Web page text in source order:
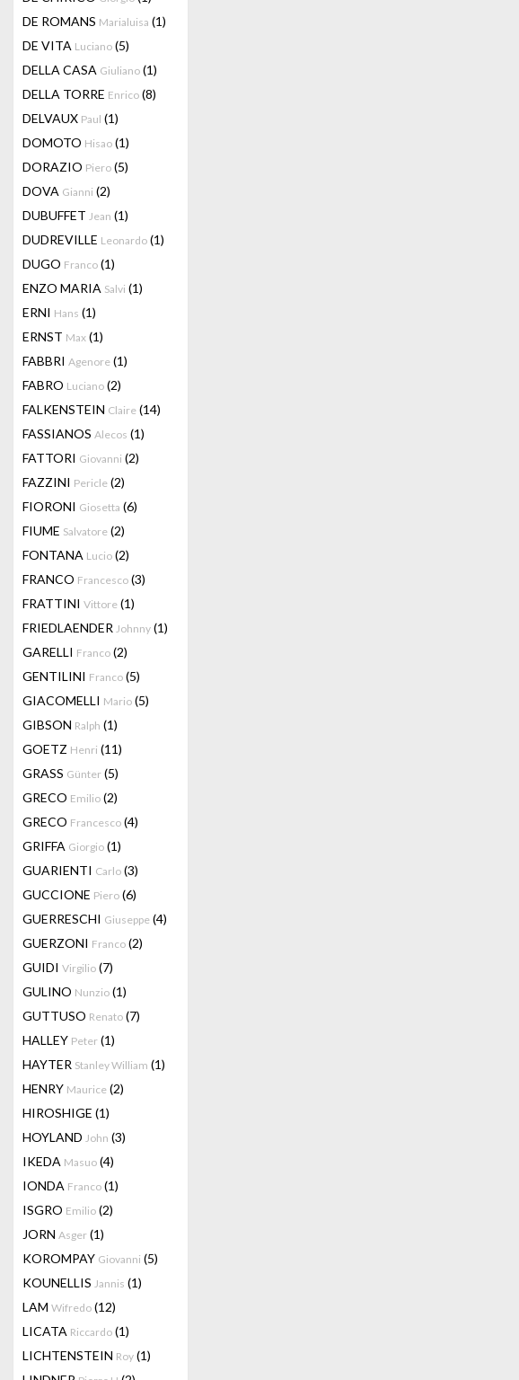
DE ROMANS Marialuisa (1)
DE VITA Luciano (5)
DELLA CASA Giuliano (1)
DELLA TORRE Enrico (8)
DELVAUX Paul (1)
DOMOTO Hisao (1)
DORAZIO Piero (5)
DOVA Gianni (2)
DUBUFFET Jean (1)
DUDREVILLE Leonardo (1)
DUGO Franco (1)
ENZO MARIA Salvi (1)
ERNI Hans (1)
ERNST Max (1)
FABBRI Agenore (1)
FABRO Luciano (2)
FALKENSTEIN Claire (14)
FASSIANOS Alecos (1)
FATTORI Giovanni (2)
FAZZINI Pericle (2)
FIORONI Giosetta (6)
FIUME Salvatore (2)
FONTANA Lucio (2)
FRANCO Francesco (3)
FRATTINI Vittore (1)
FRIEDLAENDER Johnny (1)
GARELLI Franco (2)
GENTILINI Franco (5)
GIACOMELLI Mario (5)
GIBSON Ralph (1)
GOETZ Henri (11)
GRASS Günter (5)
GRECO Emilio (2)
GRECO Francesco (4)
GRIFFA Giorgio (1)
GUARIENTI Carlo (3)
GUCCIONE Piero (6)
GUERRESCHI Giuseppe (4)
GUERZONI Franco (2)
GUIDI Virgilio (7)
GULINO Nunzio (1)
GUTTUSO Renato (7)
HALLEY Peter (1)
HAYTER Stanley William (1)
HENRY Maurice (2)
HIROSHIGE (1)
HOYLAND John (3)
IKEDA Masuo (4)
IONDA Franco (1)
ISGRO Emilio (2)
JORN Asger (1)
KOROMPAY Giovanni (5)
KOUNELLIS Jannis (1)
LAM Wifredo (12)
LICATA Riccardo (1)
LICHTENSTEIN Roy (1)